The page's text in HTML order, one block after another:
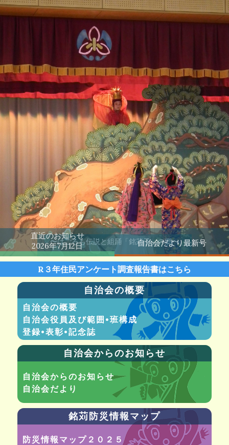
Slide 3 of 4.
〜はごろも伝説と組踊「銘苅子」の郷〜
那覇市銘苅3丁目3番（てんとうむし公園内）
直近のお知らせ
2026年7月12日
７/21～8/21夏休みラジオ体
操します（チラシ参照）
自治会だより最新号
7月号
R３年住民アンケート調査報告書はこちら
自治会の概要
自治会の概要
自治会役員及び範囲•班構成
登録•表彰•記念誌
自治会からのお知らせ
自治会からのお知らせ
自治会だより
銘苅防災情報マップ
防災情報マップ２０２５